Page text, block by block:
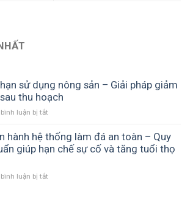
sử dụng nông sản – Giải pháp giảm
thu hoạch
luận bị tắt
dài
hành hệ thống làm đá an toàn – Quy
giúp hạn chế sự cố và tăng tuổi thọ
luận bị tắt